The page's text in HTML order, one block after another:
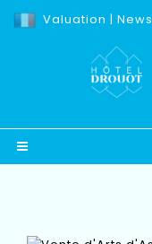
Valuation |